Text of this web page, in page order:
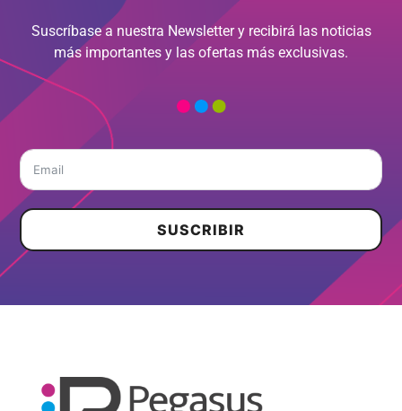
Suscríbase a nuestra Newsletter y recibirá las noticias
más importantes y las ofertas más exclusivas.
SUSCRIBIR